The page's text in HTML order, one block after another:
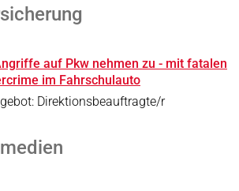
auf Pkw nehmen zu - mit fatalen
im Fahrschulauto
Direktionsbeauftragte/r